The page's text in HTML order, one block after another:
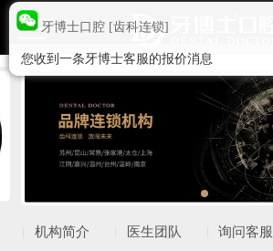
牙博士口腔连锁机构
苏州园区湖西机构 苏州园区湖东机构
苏州姑苏机构 苏州观前机构
苏州相城机构 吴江松陵机构
昆山城区机构 昆山城北机构
昆山城西机构 常熟机构
机构简介 医生团队 询问客服
牙博士口腔 [齿科连锁]
您收到一条牙博士客服的报价消息